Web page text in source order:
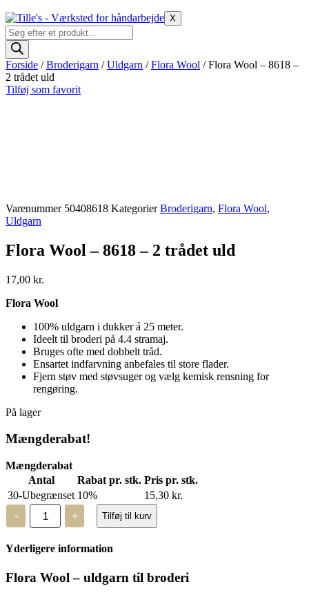
X
Products
search
Forside /Broderigarn /Uldgarn /Flora Wool / Flora Wool – 8618 –
2 trådet uld
Tilføj som favorit
Varenummer 50408618 Kategorier Broderigarn, Flora Wool,
Uldgarn
Flora Wool – 8618 – 2 trådet uld
17,00 kr.
Flora Wool
100% uldgarn i dukker á 25 meter.
Ideelt til broderi på 4.4 stramaj.
Bruges ofte med dobbelt tråd.
Ensartet indfarvning anbefales til store flader.
Fjern støv med støvsuger og vælg kemisk rensning for
rengøring.
På lager
Mængderabat!
Mængderabat
Antal
Rabat pr. stk. Pris pr. stk.
30-Ubegrænset 10% 15,30 kr.
-
Flora
Wool
-
8618
-
trådet
uld
+ Tilføj til kurv
Yderligere information
Flora Wool – uldgarn til broderi